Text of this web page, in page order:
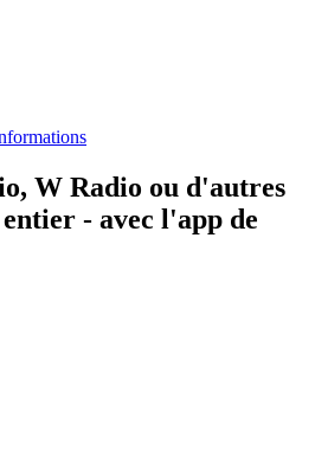
W Radio ou d'autres
- avec l'app de